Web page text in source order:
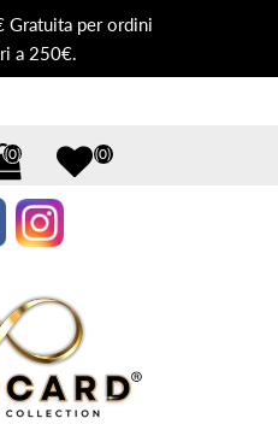
Gratuita per ordini
a 250€.
(0) (0)